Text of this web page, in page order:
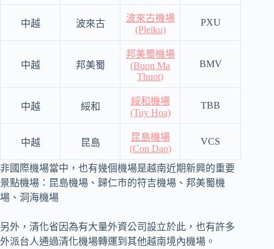
中越 波來古
波來古機場
(Pleiku)
PXU
中越 邦美蜀
邦美蜀機場
(Buon Ma
Thuot)
BMV
中越 綏和
綏和機場
(Tuy Hoa)
TBB
中越 昆島
昆島機場
(Con Dao)
VCS
非國際機場當中，也有幾個機場是越南近期新興的重要
景點機場：昆島機場、歸仁市的符吉機場、邦美蜀機
場、洞海機場
另外，清化省因為有大量外資公司設立於此，也有許多
外派台人通過清化機場轉運到其他越南境內機場。